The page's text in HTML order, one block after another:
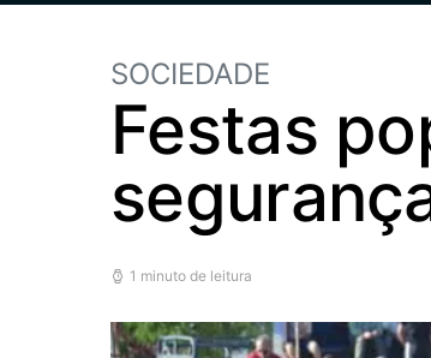
SOCIEDADE
Festas
1 minuto de leitura